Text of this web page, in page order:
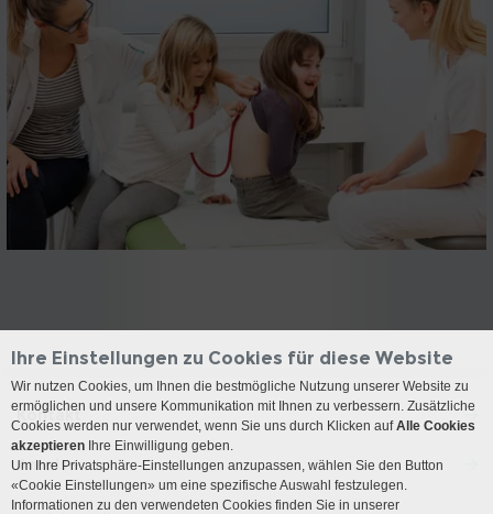
Kontakt
Anreise
Ihre Einstellungen zu Cookies für diese Website
Wir nutzen Cookies, um Ihnen die bestmögliche Nutzung unserer Website zu
ermöglichen und unsere Kommunikation mit Ihnen zu verbessern. Zusätzliche
Cookies werden nur verwendet, wenn Sie uns durch Klicken aufAlle Cookies
akzeptieren Ihre Einwilligung geben.
Um Ihre Privatsphäre-Einstellungen anzupassen, wählen Sie den Button
«Cookie Einstellungen» um eine spezifische Auswahl festzulegen.
Informationen zu den verwendeten Cookies finden Sie in unserer